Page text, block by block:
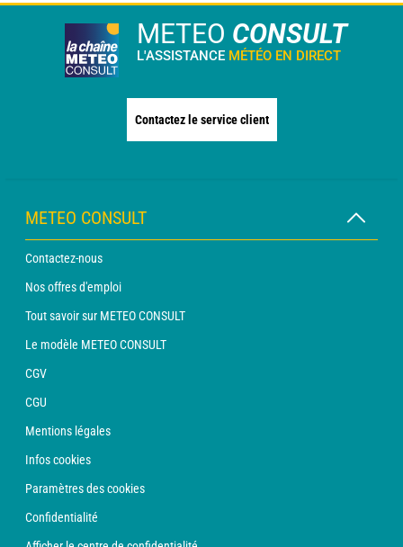
METEO CONSULT
L'ASSISTANCE MÉTÉO EN DIRECT
Contactez le service client
METEO CONSULT
Contactez-nous
Nos offres d'emploi
Tout savoir sur METEO CONSULT
Le modèle METEO CONSULT
CGV
CGU
Mentions légales
Infos cookies
Paramètres des cookies
Confidentialité